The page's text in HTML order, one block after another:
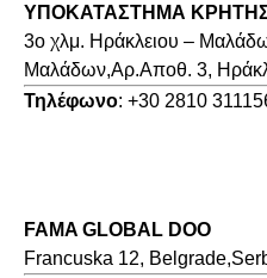
ΥΠΟΚΑΤΑΣΤΗΜΑ
3o χλμ. Ηράκλειου –
Μαλάδων,Αρ.Αποθ. 3,
Τηλέφωνο: +30 2810
FAMA GLOBAL DOO
Francuska 12,